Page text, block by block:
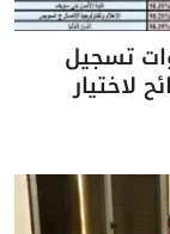
2025.. خطوات تسجيل
لاختيار